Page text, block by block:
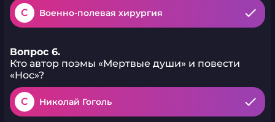
C Военно-полевая хирургия
Вопрос 6.
Кто автор поэмы «Мертвые души» и повести
«Нос»?
C Николай Гоголь